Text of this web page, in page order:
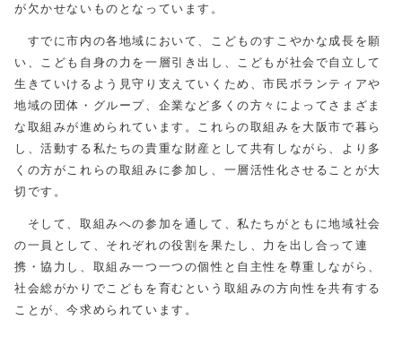
が欠かせないものとなっています。
すでに市内の各地域において、こどものすこやかな成長を願
い、こども自身の力を一層引き出し、こどもが社会で自立して
生きていけるよう見守り支えていくため、市民ボランティアや
地域の団体・グループ、企業など多くの方々によってさまざま
な取組みが進められています。これらの取組みを大阪市で暮ら
し、活動する私たちの貴重な財産として共有しながら、より多
くの方がこれらの取組みに参加し、一層活性化させることが大
切です。
そして、取組みへの参加を通して、私たちがともに地域社会
の一員として、それぞれの役割を果たし、力を出し合って連
携・協力し、取組み一つ一つの個性と自主性を尊重しながら、
社会総がかりでこどもを育むという取組みの方向性を共有する
ことが、今求められています。